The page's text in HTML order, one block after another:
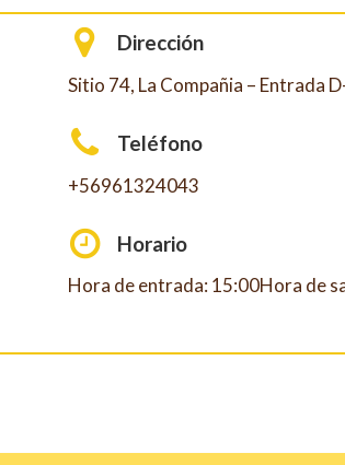
Dirección
Sitio 74, La Compañia – Entrada
Teléfono
+56961324043
Horario
Hora de entrada: 15:00Hora de